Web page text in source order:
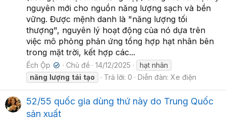
nguyên mới cho nguồn năng lượng sạch và bền
vững. Được mệnh danh là "năng lượng tối
thượng", nguyên lý hoạt động của nó dựa trên
việc mô phỏng phản ứng tổng hợp hạt nhân bên
trong mặt trời, kết hợp các...
Ếch Ộp ✔ Chủ đề 14/12/2025
hạt nhân
năng lượng tái tạo Trả lời: 0 Diễn đàn: Xe điện
52/55 quốc gia dùng thứ này do Trung Quốc
sản xuất